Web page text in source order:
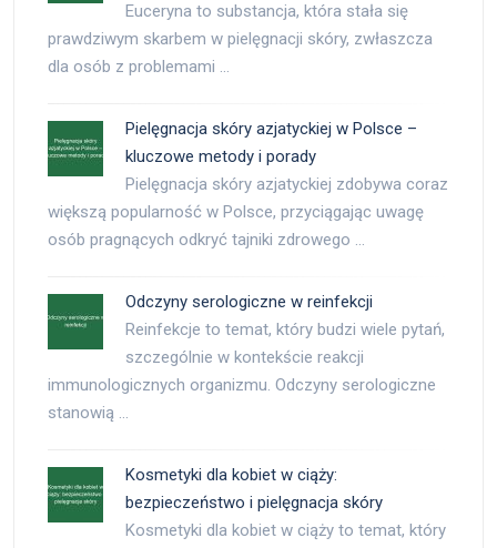
Euceryna to substancja, która stała się
prawdziwym skarbem w pielęgnacji skóry, zwłaszcza
dla osób z problemami …
Pielęgnacja skóry azjatyckiej w Polsce –
kluczowe metody i porady
Pielęgnacja skóry azjatyckiej zdobywa coraz
większą popularność w Polsce, przyciągając uwagę
osób pragnących odkryć tajniki zdrowego …
Odczyny serologiczne w reinfekcji
Reinfekcje to temat, który budzi wiele pytań,
szczególnie w kontekście reakcji
immunologicznych organizmu. Odczyny serologiczne
stanowią …
Kosmetyki dla kobiet w ciąży:
bezpieczeństwo i pielęgnacja skóry
Kosmetyki dla kobiet w ciąży to temat, który